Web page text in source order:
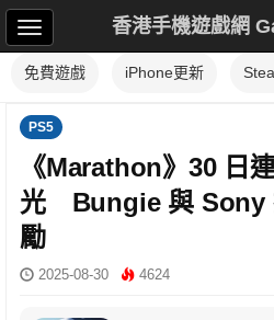
香港手機遊戲網
免費遊戲 iPhone更新
PS5
《Marathon》30 日
光 Bungie 與 Sony
勵
2025-08-30 4624